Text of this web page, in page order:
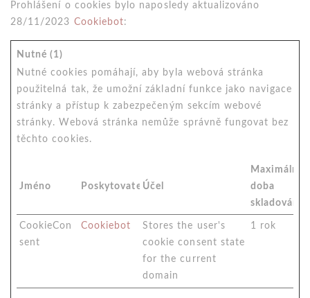
Prohlášení o cookies bylo naposledy aktualizováno
28/11/2023 Cookiebot:
Nutné (1)
Nutné cookies pomáhají, aby byla webová stránka
použitelná tak, že umožní základní funkce jako navigace
stránky a přístup k zabezpečeným sekcím webové
stránky. Webová stránka nemůže správně fungovat bez
těchto cookies.
Jméno PoskytovatelÚčel
Maximální
doba
skladování
CookieCon
sent
Cookiebot
Stores the user's
cookie consent state
for the current
domain
1 rok